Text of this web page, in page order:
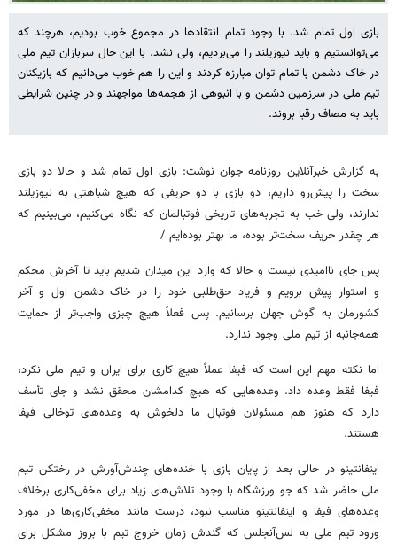
بازی اول تمام شد. با وجود تمام انتقادها در مجموع خوب بودیم، هرچند که
می‌توانستیم و باید نیوزیلند را می‌بردیم، ولی نشد. با این حال سربازان تیم ملی
در خاک دشمن با تمام توان مبارزه کردند و این را هم خوب می‌دانیم که بازیکنان
تیم ملی در سرزمین دشمن و با انبوهی از هجمه‌ها مواجهند و در چنین شرایطی
باید به مصاف رقبا بروند.
به گزارش خبرآنلاین روزنامه جوان نوشت: بازی اول تمام شد و حالا دو بازی
سخت را پیش‌رو داریم، دو بازی با دو حریفی که هیچ شباهتی به نیوزیلند
ندارند، ولی خب به تجربه‌های تاریخی فوتبالمان که نگاه می‌کنیم، می‌بینیم که
هر چقدر حریف سخت‌تر بوده، ما بهتر بوده‌ایم /
پس جای ناامیدی نیست و حالا که وارد این میدان شدیم باید تا آخرش محکم
و استوار پیش برویم و فریاد حق‌طلبی خود را در خاک دشمن اول و آخر
کشورمان به گوش جهان برسانیم. پس فعلاً هیچ چیزی واجب‌تر از حمایت
همه‌جانبه از تیم ملی وجود ندارد.
اما نکته مهم این است که فیفا عملاً هیچ کاری برای ایران و تیم ملی نکرد،
فیفا فقط وعده داد. وعده‌هایی که هیچ کدامشان محقق نشد و جای تأسف
دارد که هنوز هم مسئولان فوتبال ما دلخوش به وعده‌های توخالی فیفا
هستند.
اینفانتینو در حالی بعد از پایان بازی با خنده‌های چندش‌آورش در رختکن تیم
ملی حاضر شد که جو ورزشگاه با وجود تلاش‌های زیاد برای مخفی‌کاری برخلاف
وعده‌های فیفا و اینفانتینو مناسب نبود، درست مانند مخفی‌کاری‌ها در مورد
ورود تیم ملی به لس‌آنجلس که گندش زمان خروج تیم با بروز مشکل برای